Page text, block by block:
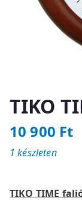
TIKO
10 900 Ft
TIKO TIME
1 készleten